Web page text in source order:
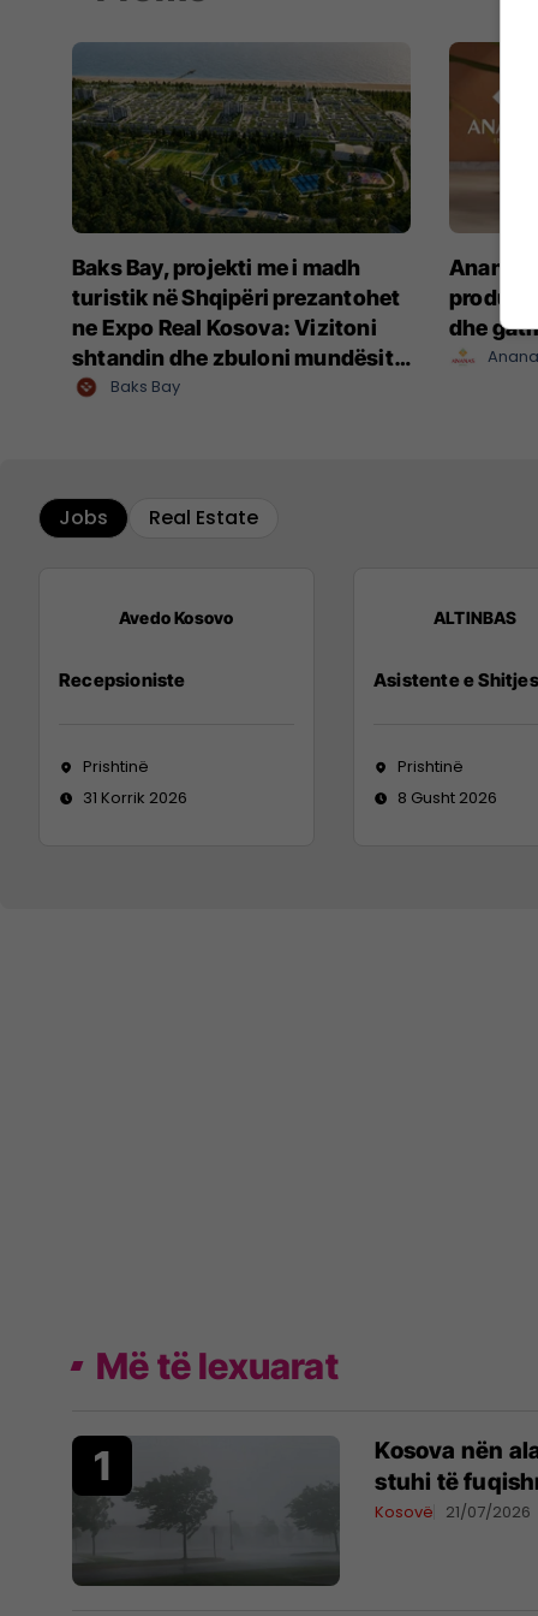
Baks Bay, projekti me i madh
turistik në Shqipëri prezantohet
ne Expo Real Kosova: Vizitoni
shtandin dhe zbuloni mundësitë
e investimit
Baks Bay
Ananas
dhe
Jobs Real Estate
Avedo Kosovo
Recepsioniste
Prishtinë
31 Korrik 2026
ALTINBAS
Asistente e Shitjes
Prishtinë
8 Gusht 2026
Më të lexuarat
Kosova nën
stuhi të
Kosovë 21/07/2026